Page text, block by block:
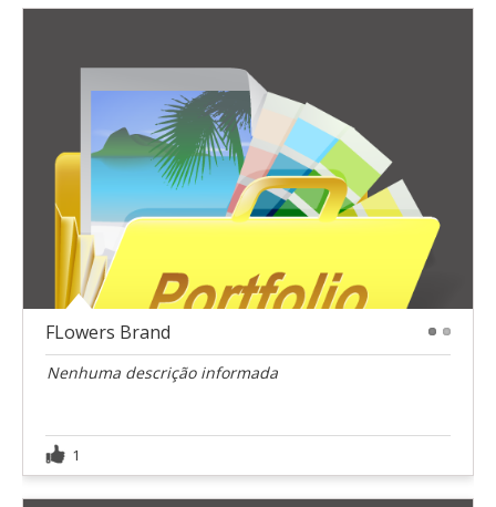
FLowers Brand
Nenhuma descrição informada
1